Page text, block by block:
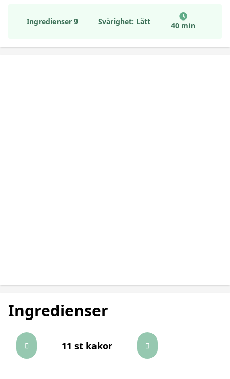
Ingredienser 9 Svårighet: Lätt 40 min
Ingredienser
11 st kakor